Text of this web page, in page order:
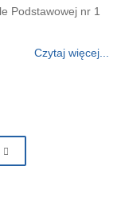
Podstawowej nr 1
Czytaj więcej...